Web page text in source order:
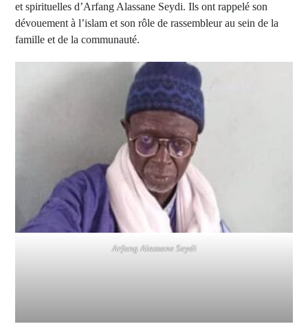
et spirituelles d’Arfang Alassane Seydi. Ils ont rappelé son
dévouement à l’islam et son rôle de rassembleur au sein de la
famille et de la communauté.
Arfang Alassane Seydi